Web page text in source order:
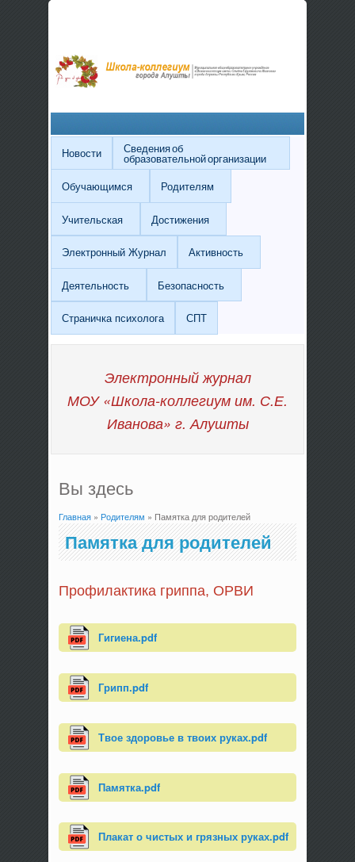
Новости Сведения об
образовательной организации
Обучающимся
Родителям
Учительская Достижения
Электронный Журнал Активность
Деятельность Безопасность
Страничка психолога СПТ
Электронный журнал
МОУ «Школа-коллегиум им. С.Е.
Иванова» г. Алушты
Вы здесь
Главная» Родителям » Памятка для родителей
Памятка для родителей
Профилактика гриппа, ОРВИ
Гигиена.pdf
Грипп.pdf
Твое здоровье в твоих руках.pdf
Памятка.pdf
Плакат о чистых и грязных руках.pdf